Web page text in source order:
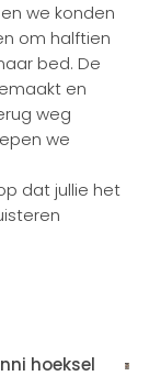
we konden
om halftien
bed. De
en
weg
we
dat jullie het
hoeksel